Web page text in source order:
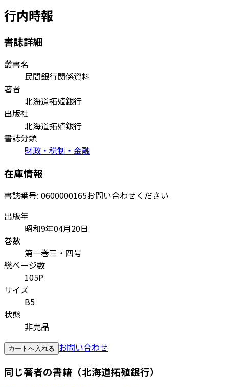
行内時報
書誌詳細
叢書名
民間銀行関係資料
著者
北海道拓殖銀行
出版社
北海道拓殖銀行
書誌分類
財政・税制・金融
在庫情報
書誌番号: 0600000165お問い合わせください
出版年
昭和9年04月20日
巻数
第一巻三・四号
総ページ数
105P
サイズ
B5
状態
非売品
カートへ入れる お問い合わせ
同じ著者の書籍（北海道拓殖銀行）